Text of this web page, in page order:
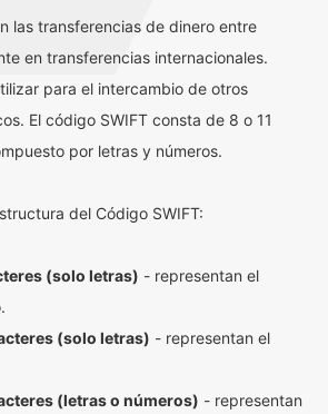
las transferencias de dinero entre
en transferencias internacionales.
para el intercambio de otros
El código SWIFT consta de 8 o 11
por letras y números.
del Código SWIFT:
(solo letras) - representan el
(solo letras) - representan el
(letras o números) - representan